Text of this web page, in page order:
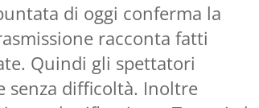
di oggi conferma la
racconta fatti
Quindi gli spettatori
senza difficoltà. Inoltre